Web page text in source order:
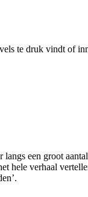
te druk vindt of
een groot
hele verhaal